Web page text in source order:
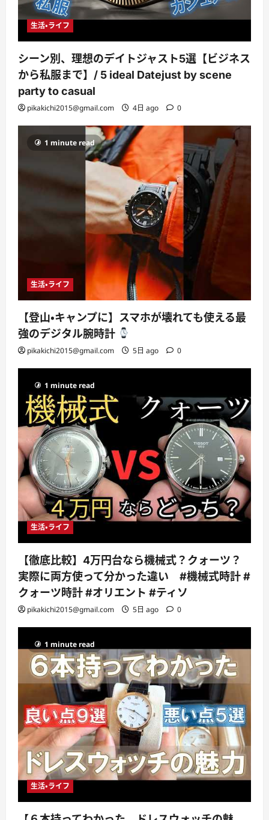
生活・ライフ
シーン別、理想のデイトジャスト5選【ビジネス
から私服まで】/ 5 ideal Datejust by scene
party to casual
pikakichi2015@gmail.com 4日 ago 0
1 minute read
生活・ライフ
【登山・キャンプに】スマホが壊れても使える最
強のデジタル腕時計
pikakichi2015@gmail.com 5日 ago 0
1 minute read
生活・ライフ
【徹底比較】4万円台なら機械式？クォーツ？
実際に両方使って分かった違い #機械式時計 #
クォーツ時計 #オリエント #ティソ
pikakichi2015@gmail.com 5日 ago 0
1 minute read
生活・ライフ